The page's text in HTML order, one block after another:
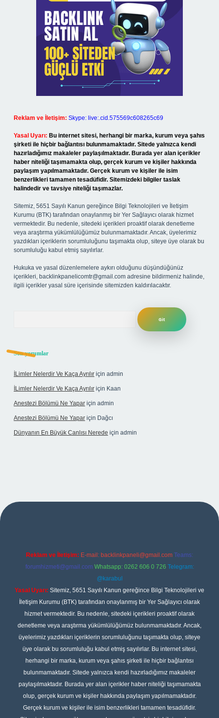
Reklam ve İletişim: Skype: live:.cid.575569c608265c69
Yasal Uyarı: Bu internet sitesi, herhangi bir marka, kurum veya şahıs
şirketi ile hiçbir bağlantısı bulunmamaktadır. Sitede yalnızca kendi
hazırladığımız makaleler paylaşılmaktadır. Burada yer alan içerikler
haber niteliği taşımamakta olup, gerçek kurum ve kişiler hakkında
paylaşım yapılmamaktadır. Gerçek kurum ve kişiler ile isim
benzerlikleri tamamen tesadüfidir. Sitemizdeki bilgiler taslak
halindedir ve tavsiye niteliği taşımazlar.
Sitemiz, 5651 Sayılı Kanun gereğince Bilgi Teknolojileri ve İletişim
Kurumu (BTK) tarafından onaylanmış bir Yer Sağlayıcı olarak hizmet
vermektedir. Bu nedenle, sitedeki içerikleri proaktif olarak denetleme
veya araştırma yükümlülüğümüz bulunmamaktadır. Ancak, üyelerimiz
yazdıkları içeriklerin sorumluluğunu taşımakta olup, siteye üye olarak bu
sorumluluğu kabul etmiş sayılırlar.
Hukuka ve yasal düzenlemelere aykırı olduğunu düşündüğünüz
içerikleri, backlinkpanelicomtr@gmail.com adresine bildirmeniz halinde,
ilgili içerikler yasal süre içerisinde sitemizden kaldırılacaktır.
Son yorumlar
İLimler Nelerdir Ve Kaça Ayrılır için admin
İLimler Nelerdir Ve Kaça Ayrılır için Kaan
Anestezi Bölümü Ne Yapar için admin
Anestezi Bölümü Ne Yapar için Dağcı
Dünyanın En Büyük Canlısı Nerede için admin
giriş
Reklam ve İletişim: E-mail: backlinkpaneli@gmail.com Teams:
forumhizmeti@gmail.com Whatsapp: 0262 606 0 726 Telegram:
@karabul
Yasal Uyarı: Sitemiz, 5651 Sayılı Kanun gereğince Bilgi Teknolojileri ve
İletişim Kurumu (BTK) tarafından onaylanmış bir Yer Sağlayıcı olarak
hizmet vermektedir. Bu nedenle, sitedeki içerikleri proaktif olarak
denetleme veya araştırma yükümlülüğümüz bulunmamaktadır. Ancak,
üyelerimiz yazdıkları içeriklerin sorumluluğunu taşımakta olup, siteye
üye olarak bu sorumluluğu kabul etmiş sayılırlar. Bu internet sitesi,
herhangi bir marka, kurum veya şahıs şirketi ile hiçbir bağlantısı
bulunmamaktadır. Sitede yalnızca kendi hazırladığımız makaleler
paylaşılmaktadır. Burada yer alan içerikler haber niteliği taşımamakta
olup, gerçek kurum ve kişiler hakkında paylaşım yapılmamaktadır.
Gerçek kurum ve kişiler ile isim benzerlikleri tamamen tesadüfidir.